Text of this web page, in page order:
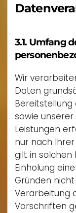
3.1. Umfang
Wir
Daten
sowie
Leistungen
nur nach Ihrer
gilt in solchen
Einholung
Gründen
Verarbeitung
Vorschriften